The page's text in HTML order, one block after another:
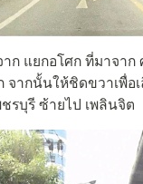
จาก แยกอโศก ที่มาจา
จากนั้นให้ชิดขวาเพื่อเ
รบุรี ซ้ายไป เพลินจิต